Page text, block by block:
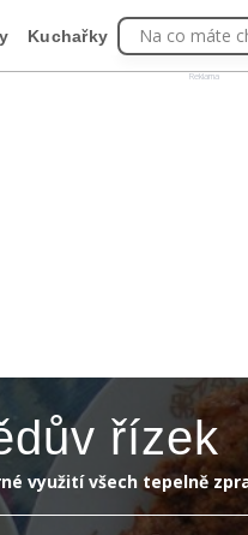
Reklama
Kuchařky Na co máte
řízek
využití všech tepelně